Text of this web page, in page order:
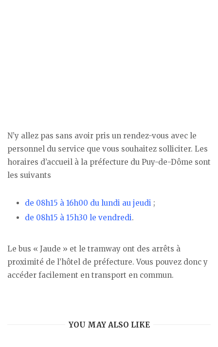
N’y allez pas sans avoir pris un rendez-vous avec le
personnel du service que vous souhaitez solliciter. Les
horaires d’accueil à la préfecture du Puy-de-Dôme sont
les suivants
de 08h15 à 16h00 du lundi au jeudi ;
de 08h15 à 15h30 le vendredi.
Le bus « Jaude » et le tramway ont des arrêts à
proximité de l’hôtel de préfecture. Vous pouvez donc y
accéder facilement en transport en commun.
YOU MAY ALSO LIKE